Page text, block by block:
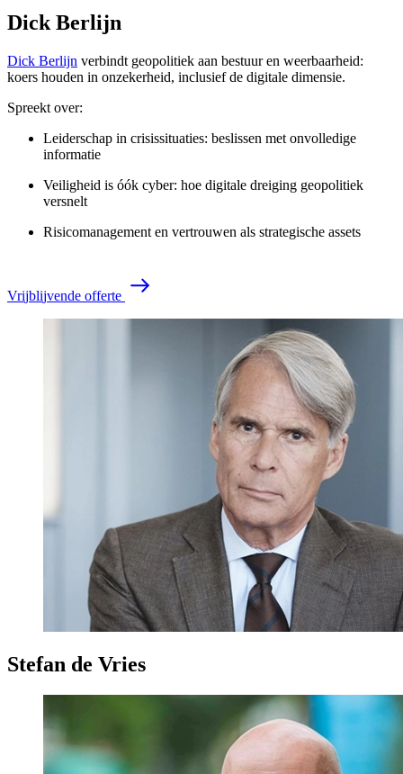
Dick Berlijn
Dick Berlijn verbindt geopolitiek aan bestuur en weerbaarheid:
koers houden in onzekerheid, inclusief de digitale dimensie.
Spreekt over:
Leiderschap in crisissituaties: beslissen met onvolledige
informatie
Veiligheid is óók cyber: hoe digitale dreiging geopolitiek
versnelt
Risicomanagement en vertrouwen als strategische assets
Vrijblijvende offerte
Stefan de Vries